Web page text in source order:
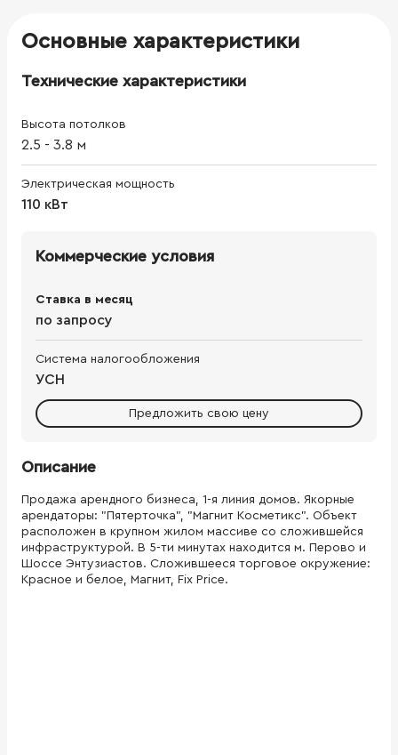
Основные характеристики
Технические характеристики
Высота потолков
2.5 - 3.8 м
Электрическая мощность
110 кВт
Коммерческие условия
Ставка в месяц
по запросу
Система налогообложения
УСН
Предложить свою цену
Описание
Продажа арендного бизнеса, 1-я линия домов. Якорные
арендаторы: "Пятерточка", "Магнит Косметикс". Объект
расположен в крупном жилом массиве со сложившейся
инфраструктурой. В 5-ти минутах находится м. Перово и
Шоссе Энтузиастов. Сложившееся торговое окружение:
Красное и белое, Магнит, Fix Price.